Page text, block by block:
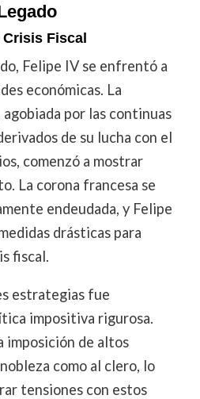
Fiscal
Felipe IV se enfrentó a
económicas. La
por las continuas
de su lucha con el
comenzó a mostrar
La corona francesa se
endeudada, y Felipe
drásticas para
fiscal.
estrategias fue
impositiva rigurosa.
imposición de altos
como al clero, lo
tensiones con estos